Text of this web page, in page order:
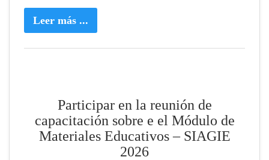
Leer más ...
Participar en la reunión de
capacitación sobre e el Módulo de
Materiales Educativos – SIAGIE
2026